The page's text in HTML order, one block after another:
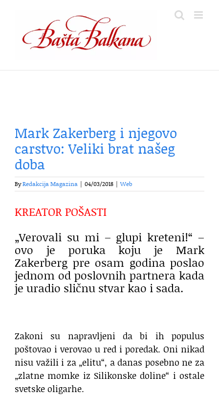
content
Mark Zakerberg i njegovo
carstvo: Veliki brat našeg
doba
ByRedakcija Magazina 04/03/2018 Web
KREATOR POŠASTI
„Verovali su mi – glupi kreteni!“ –
ovo je poruka koju je Mark
Zakerberg pre osam godina poslao
jednom od poslovnih partnera kada
je uradio sličnu stvar kao i sada.
Zakoni su napravljeni da bi ih populus
poštovao i verovao u red i poredak. Oni nikad
nisu važili i za „elitu“, a danas posebno ne za
„zlatne momke iz Silikonske doline“ i ostale
svetske oligarhe.